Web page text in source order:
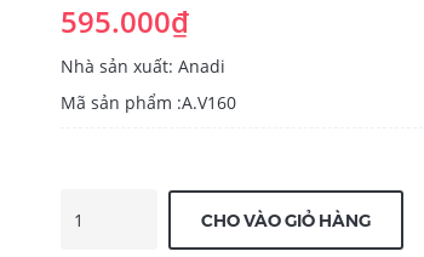
595.000₫
Nhà sản xuất: Anadi
Mã sản phẩm :A.V160
CHO VÀO GIỎ HÀNG